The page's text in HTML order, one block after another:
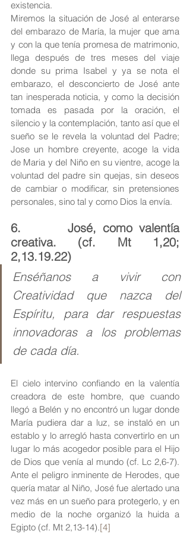
existencia.
Miremos la situación de José al enterarse
del embarazo de María, la mujer que ama
y con la que tenía promesa de matrimonio,
llega después de tres meses del viaje
donde su prima Isabel y ya se nota el
embarazo, el desconcierto de José ante
tan inesperada noticia, y como la decisión
tomada es pasada por la oración, el
silencio y la contemplación, tanto así que el
sueño se le revela la voluntad del Padre;
Jose un hombre creyente, acoge la vida
de Maria y del Niño en su vientre, acoge la
voluntad del padre sin quejas, sin deseos
de cambiar o modificar, sin pretensiones
personales, sino tal y como Dios la envía.
6.       José, como valentía
creativa. (cf. Mt 1,20;
2,13.19.22)
Enséñanos a vivir con
Creatividad que nazca del
Espíritu, para dar respuestas
innovadoras a los problemas
de cada día.
El cielo intervino confiando en la valentía
creadora de este hombre, que cuando
llegó a Belén y no encontró un lugar donde
María pudiera dar a luz, se instaló en un
establo y lo arregló hasta convertirlo en un
lugar lo más acogedor posible para el Hijo
de Dios que venía al mundo (cf. Lc 2,6-7).
Ante el peligro inminente de Herodes, que
quería matar al Niño, José fue alertado una
vez más en un sueño para protegerlo, y en
medio de la noche organizó la huida a
Egipto (cf. Mt 2,13-14).[4]